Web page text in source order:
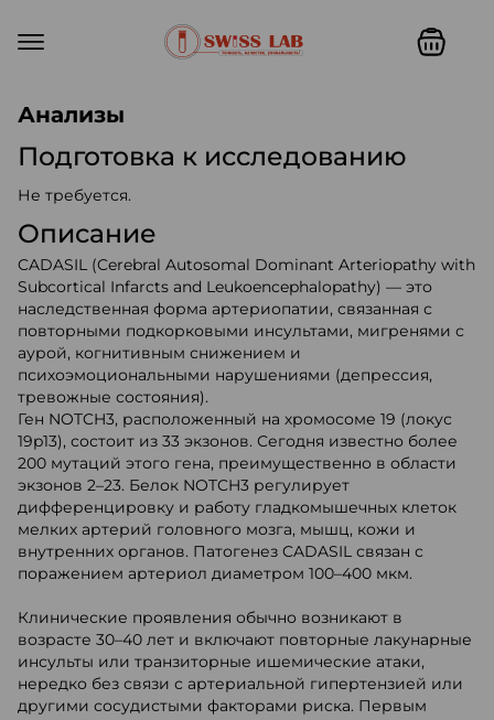
Анализы
Подготовка к исследованию
Не требуется.
Описание
CADASIL (Cerebral Autosomal Dominant Arteriopathy with
Subcortical Infarcts and Leukoencephalopathy) — это
наследственная форма артериопатии, связанная с
повторными подкорковыми инсультами, мигренями с
аурой, когнитивным снижением и
психоэмоциональными нарушениями (депрессия,
тревожные состояния).
Ген NOTCH3, расположенный на хромосоме 19 (локус
19p13), состоит из 33 экзонов. Сегодня известно более
200 мутаций этого гена, преимущественно в области
экзонов 2–23. Белок NOTCH3 регулирует
дифференцировку и работу гладкомышечных клеток
мелких артерий головного мозга, мышц, кожи и
внутренних органов. Патогенез CADASIL связан с
поражением артериол диаметром 100–400 мкм.
Клинические проявления обычно возникают в
возрасте 30–40 лет и включают повторные лакунарные
инсульты или транзиторные ишемические атаки,
нередко без связи с артериальной гипертензией или
другими сосудистыми факторами риска. Первым